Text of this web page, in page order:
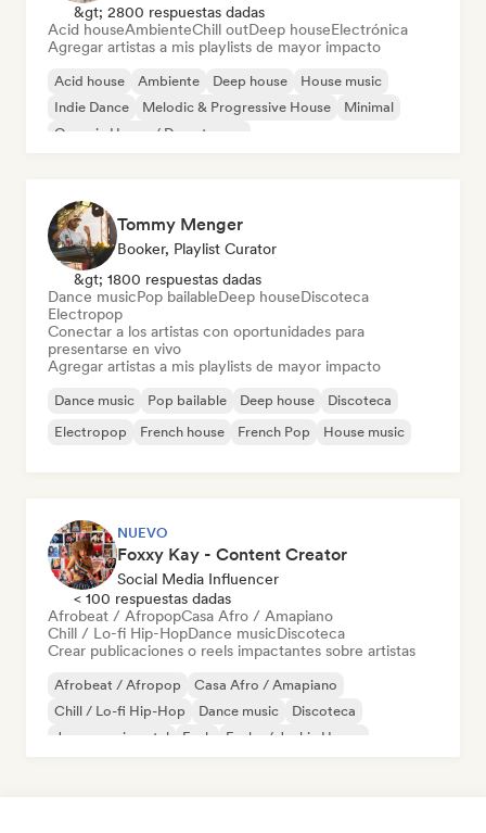
&gt; 2800 respuestas dadas
Acid houseAmbienteChill outDeep houseElectrónica
Agregar artistas a mis playlists de mayor impacto
Acid house Ambiente Deep house
House music
Indie Dance
Melodic & Progressive House
Minimal
Organic House / Downtempo
Tommy Menger
Booker, Playlist Curator
&gt; 1800 respuestas dadas
Dance musicPop bailableDeep houseDiscoteca
Electropop
Conectar a los artistas con oportunidades para
presentarse en vivo
Agregar artistas a mis playlists de mayor impacto
Dance music Pop bailable Deep house
Discoteca
Electropop
French house French Pop House music
NUEVO
Foxxy Kay - Content Creator
Social Media Influencer
< 100 respuestas dadas
Afrobeat / AfropopCasa Afro / Amapiano
Chill / Lo-fi Hip-HopDance musicDiscoteca
Crear publicaciones o reels impactantes sobre artistas
Afrobeat / Afropop
Casa Afro / Amapiano
Chill / Lo-fi Hip-Hop
Dance music
Discoteca
Jazz experimental
Funk Funky / Jackin House